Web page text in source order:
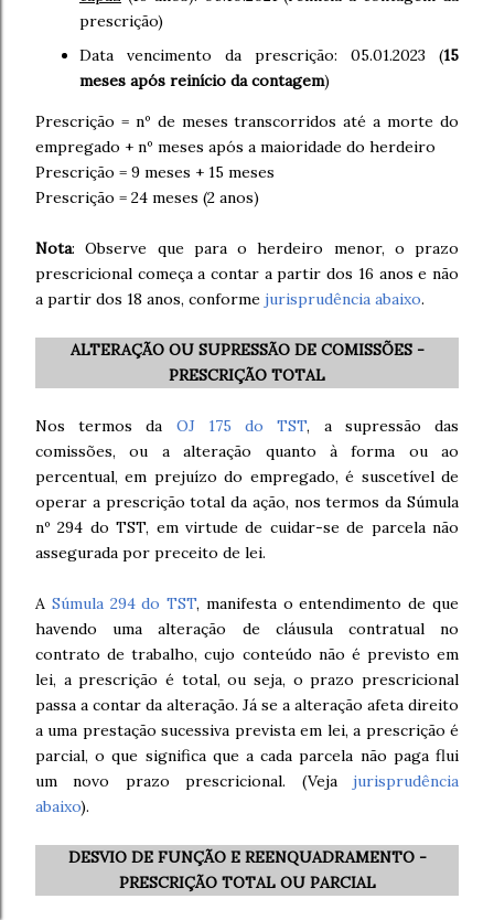
prescrição)
Data vencimento da prescrição: 05.01.2023 (15
meses após reinício da contagem)
Prescrição = nº de meses transcorridos até a morte do
empregado + nº meses após a maioridade do herdeiro
Prescrição = 9 meses + 15 meses
Prescrição = 24 meses (2 anos)
Nota: Observe que para o herdeiro menor, o prazo
prescricional começa a contar a partir dos 16 anos e não
a partir dos 18 anos, conforme jurisprudência abaixo.
ALTERAÇÃO OU SUPRESSÃO DE COMISSÕES -
PRESCRIÇÃO TOTAL
Nos termos da OJ 175 do TST, a supressão das
comissões, ou a alteração quanto à forma ou ao
percentual, em prejuízo do empregado, é suscetível de
operar a prescrição total da ação, nos termos da Súmula
nº 294 do TST, em virtude de cuidar-se de parcela não
assegurada por preceito de lei.
A Súmula 294 do TST, manifesta o entendimento de que
havendo uma alteração de cláusula contratual no
contrato de trabalho, cujo conteúdo não é previsto em
lei, a prescrição é total, ou seja, o prazo prescricional
passa a contar da alteração. Já se a alteração afeta direito
a uma prestação sucessiva prevista em lei, a prescrição é
parcial, o que significa que a cada parcela não paga flui
um novo prazo prescricional. (Veja jurisprudência
abaixo).
DESVIO DE FUNÇÃO E REENQUADRAMENTO -
PRESCRIÇÃO TOTAL OU PARCIAL